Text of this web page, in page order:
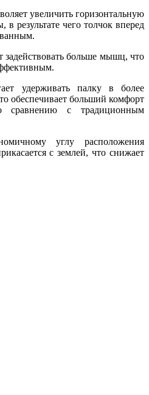
увеличить горизонтальную
результате чего толчок вперед
задействовать больше мышц, что
удерживать палку в более
обеспечивает больший комфорт
сравнению с традиционным
углу расположения
с землей, что снижает